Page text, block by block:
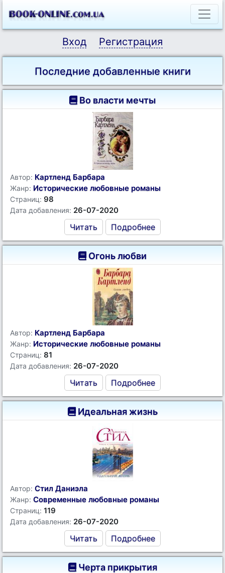
Вход Регистрация
Последние добавленные книги
Во власти мечты
Автор: Картленд Барбара
Жанр: Исторические любовные романы
Страниц: 98
Дата добавления: 26-07-2020
Читать Подробнее
Огонь любви
Автор: Картленд Барбара
Жанр: Исторические любовные романы
Страниц: 81
Дата добавления: 26-07-2020
Читать Подробнее
Идеальная жизнь
Автор: Стил Даниэла
Жанр: Современные любовные романы
Страниц: 119
Дата добавления: 26-07-2020
Читать Подробнее
Черта прикрытия